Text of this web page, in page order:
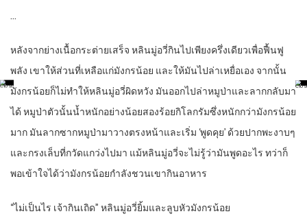
…
หลังจากย่างเนื้อกระต่ายเสร็จ หลินมู่อวี่กินไปเพียงครึ่งเดียวเพื่อฟื้นฟู
พลัง เขาให้ส่วนที่เหลือแก่มังกรน้อย และให้มันไปล่าเหยื่อเอง จากนั้น
มังกรน้อยก็ไม่ทำให้หลินมู่อวี่ผิดหวัง มันออกไปล่าหมูป่าและลากกลับมา
ได้ หมูป่าตัวนั้นน้ำหนักอย่างน้อยสองร้อยกิโลกรัมซึ่งหนักกว่ามังกรน้อย
มาก มันลากซากหมูป่ามาวางตรงหน้าและเริ่ม ‘พูดคุย’ ด้วยปากพะงาบๆ
และกรงเล็บที่กวัดแกว่งไปมา แม้หลินมู่อวี่จะไม่รู้ว่ามันพูดอะไร ทว่าก็
พอเข้าใจได้ว่ามังกรน้อยกำลังชวนเขากินอาหาร
“ไม่เป็นไร เจ้ากินเถิด” หลินมู่อวี่ยิ้มและลูบหัวมังกรน้อย